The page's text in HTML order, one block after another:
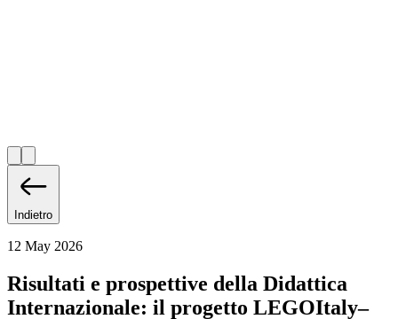
Indietro
12 May 2026
Risultati e prospettive della Didattica
Internazionale: il progetto LEGOItaly–